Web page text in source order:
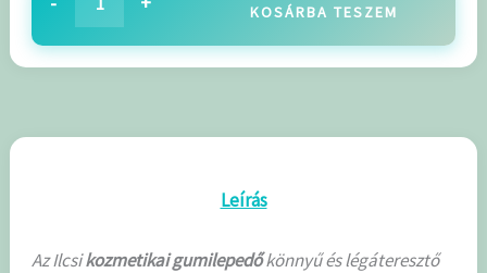
KOSÁRBA TESZEM
Leírás
Az Ilcsikozmetikai gumilepedőkönnyű és légáteresztő